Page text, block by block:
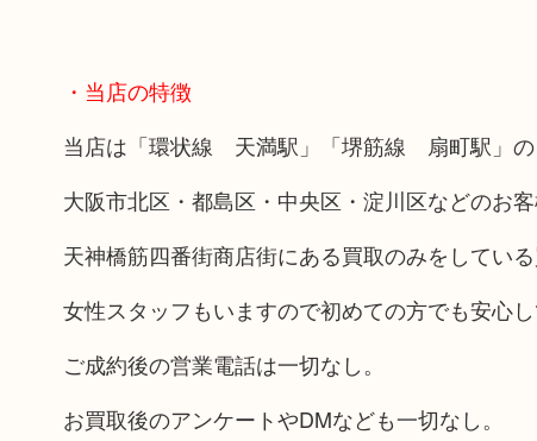
・当店の特徴
当店は「環状線 天満駅」「堺筋線 扇町駅」の
大阪市北区・都島区・中央区・淀川区などのお
天神橋筋四番街商店街にある買取のみをしている
女性スタッフもいますので初めての方でも安心し
ご成約後の営業電話は一切なし。
お買取後のアンケートやDMなども一切なし。